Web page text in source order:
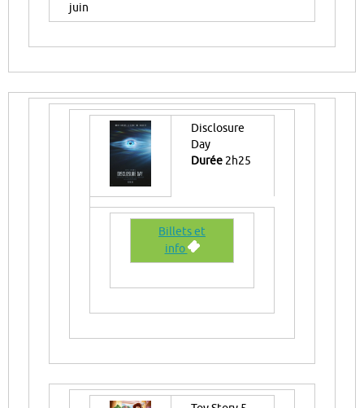
juin
Disclosure
Day
Durée 2h25
Billets et
info